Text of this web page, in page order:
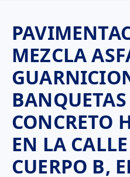
MEZCLA
BANQUETAS
CONCRETO
EN LA
CUERPO B,